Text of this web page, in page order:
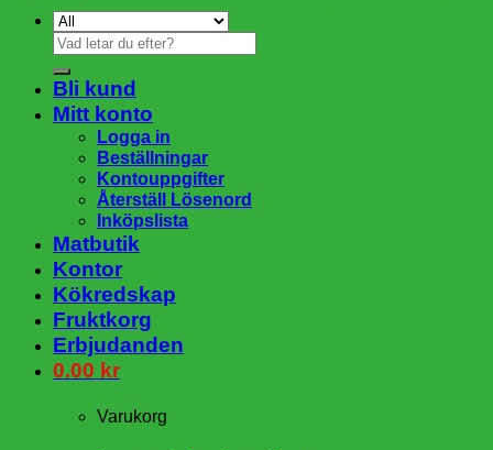
Sök
Bli kund
Mitt konto
Logga in
Beställningar
Kontouppgifter
Återställ Lösenord
Inköpslista
Matbutik
Kontor
Kökredskap
Fruktkorg
Erbjudanden
0.00 kr
Varukorg